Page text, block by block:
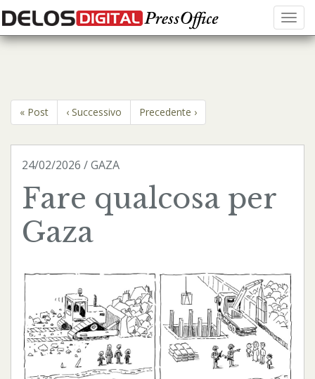
Menu
« Post ‹ Successivo Precedente ›
24/02/2026 / GAZA
Fare qualcosa per
Gaza